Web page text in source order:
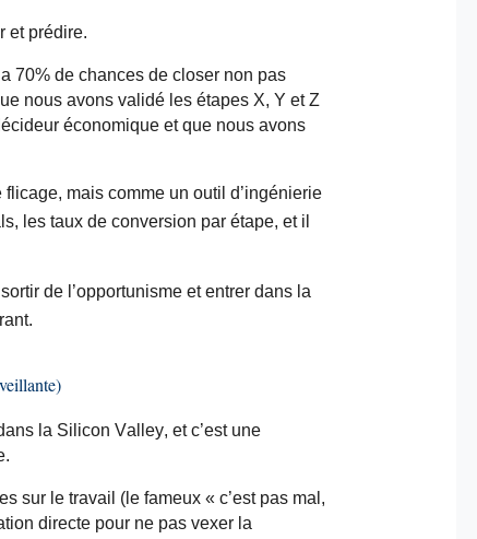
et prédire.
70% de chances de closernon pas
nous avons validé les étapes X, Y et Z
économique et que nous avons
mais comme un outil d’ingénierie
les taux de conversion par étape, et il
de l’opportunisme et entrer dans la
la Silicon Valley, et c’est une
sur le travail (le fameux « c’est pas mal,
directe pour ne pas vexer la